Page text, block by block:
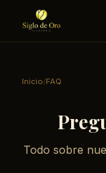
Inicio/FAQ
Todo sobre